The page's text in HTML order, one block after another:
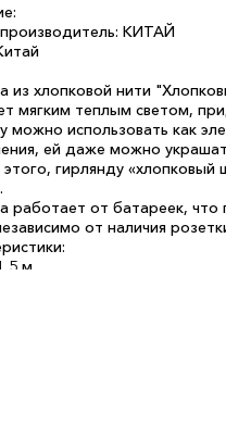
КИТАЙ
из хлопковой нити
мягким теплым светом,
можно использовать как
ей даже можно
гирлянду «хлопковый
работает от батареек,
от наличия
м